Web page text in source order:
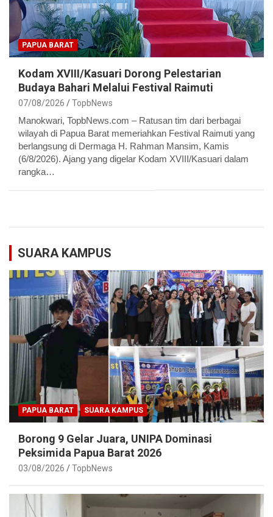
PAPUA BARAT
Kodam XVIII/Kasuari Dorong Pelestarian
Budaya Bahari Melalui Festival Raimuti
07/08/2026 TopbNews
Manokwari, TopbNews.com – Ratusan tim dari berbagai
wilayah di Papua Barat memeriahkan Festival Raimuti yang
berlangsung di Dermaga H. Rahman Mansim, Kamis
(6/8/2026). Ajang yang digelar Kodam XVIII/Kasuari dalam
rangka…
SUARA KAMPUS
PAPUA BARAT SUARA KAMPUS
Borong 9 Gelar Juara, UNIPA Dominasi
Peksimida Papua Barat 2026
03/08/2026 TopbNews